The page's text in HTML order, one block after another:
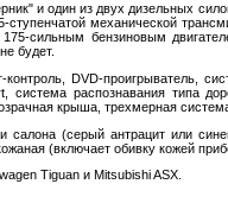
и один из двух дизельных
механической
сильным бензиновым
будет.
DVD-проигрыватель,
распознавания типа
крыша, трехмерная система
салона (серый антрацит или
(включает обивку кожей
Tiguan и Mitsubishi ASX.